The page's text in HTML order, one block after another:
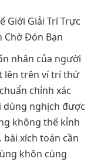
nhân của người
lên trên ví trí thứ
chỉnh xác
dùng nghịch được
không thế kỉnh
xích toán cần
khôn cùng